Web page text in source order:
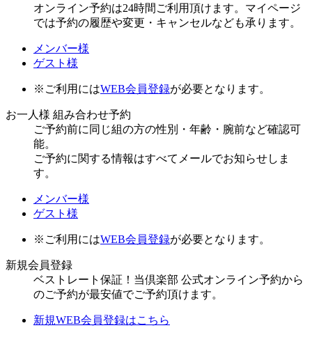
オンライン予約は24時間ご利用頂けます。マイページ
では予約の履歴や変更・キャンセルなども承ります。
メンバー様
ゲスト様
※ご利用にはWEB会員登録が必要となります。
お一人様 組み合わせ予約
ご予約前に同じ組の方の性別・年齢・腕前など確認可
能。
ご予約に関する情報はすべてメールでお知らせしま
す。
メンバー様
ゲスト様
※ご利用にはWEB会員登録が必要となります。
新規会員登録
ベストレート保証！当倶楽部 公式オンライン予約から
のご予約が最安値でご予約頂けます。
新規WEB会員登録はこちら